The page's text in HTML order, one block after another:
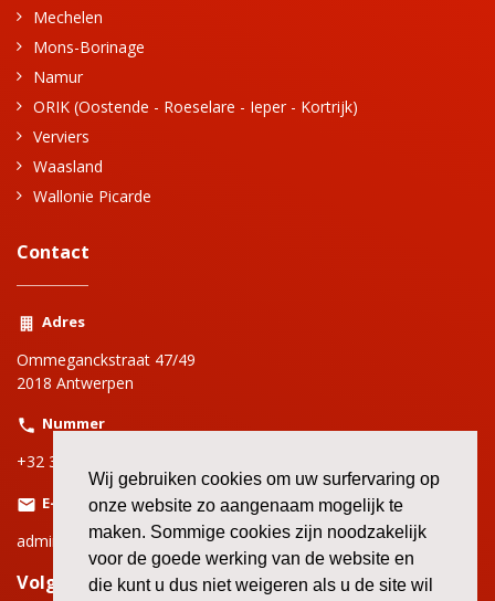
Wij gebruiken cookies om uw surfervaring op
onze website zo aangenaam mogelijk te
maken. Sommige cookies zijn noodzakelijk
voor de goede werking van de website en
die kunt u dus niet weigeren als u de site wil
Mechelen
Mons-Borinage
Namur
ORIK (Oostende - Roeselare - Ieper - Kortrijk)
Verviers
Waasland
Wallonie Picarde
Contact
Adres
Ommeganckstraat 47/49
2018 Antwerpen
Nummer
+32 3 220 69 00
E-mail
adminbbtkantwerpen@bbtk-abvv.be
Volg onze andere kanalen!